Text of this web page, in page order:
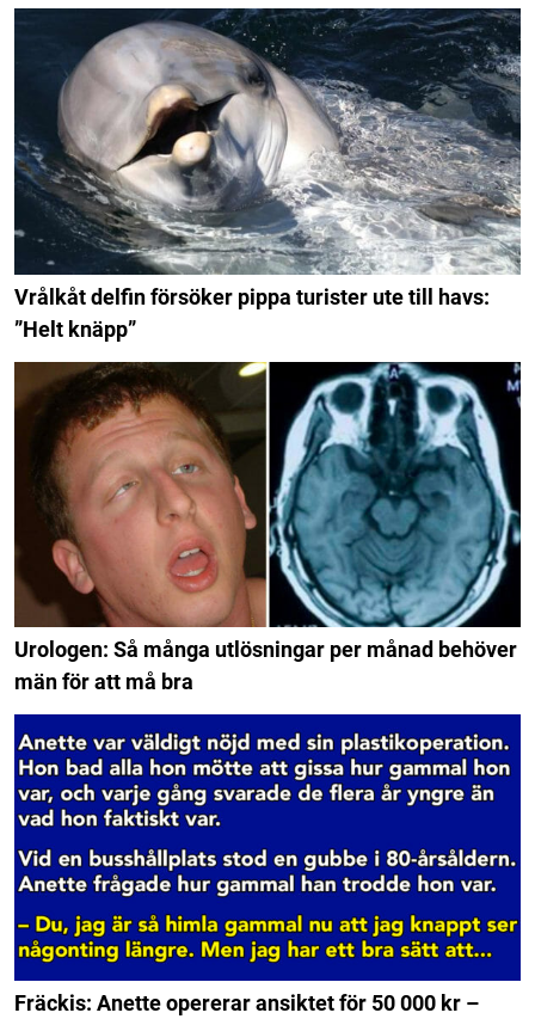
Vrålkåt delfin försöker pippa turister ute till havs:
”Helt knäpp”
Urologen: Så många utlösningar per månad behöver
män för att må bra
Fräckis: Anette opererar ansiktet för 50 000 kr –